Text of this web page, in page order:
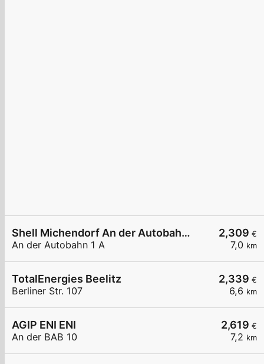
2,309 €
7,0 km
Shell Michendorf An der Autobahn 1 A
An der Autobahn 1 A
2,339 €
6,6 km
TotalEnergies Beelitz
Berliner Str. 107
2,619 €
7,2 km
AGIP ENI ENI
An der BAB 10